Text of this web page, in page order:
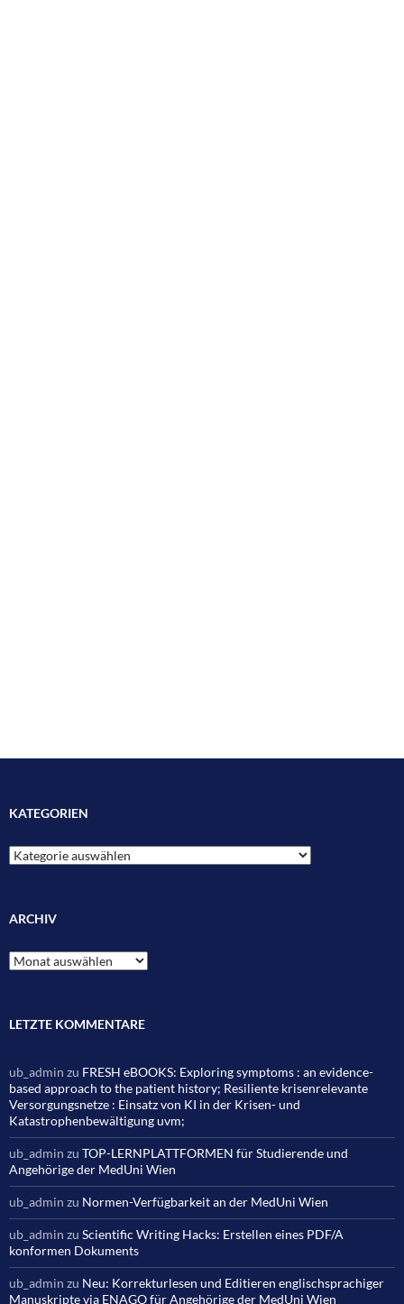
KATEGORIEN
Kategorien
ARCHIV
Archiv
LETZTE KOMMENTARE
ub_admin zu FRESH eBOOKS: Exploring symptoms : an evidence-
based approach to the patient history; Resiliente krisenrelevante
Versorgungsnetze : Einsatz von KI in der Krisen- und
Katastrophenbewältigung uvm;
ub_admin zu TOP-LERNPLATTFORMEN für Studierende und
Angehörige der MedUni Wien
ub_admin zu Normen-Verfügbarkeit an der MedUni Wien
ub_admin zu Scientific Writing Hacks: Erstellen eines PDF/A
konformen Dokuments
ub_admin zu Neu: Korrekturlesen und Editieren englischsprachiger
Manuskripte via ENAGO für Angehörige der MedUni Wien